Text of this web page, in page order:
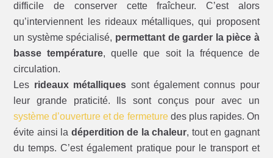
difficile de conserver cette fraîcheur. C’est alors
qu’interviennent les rideaux métalliques, qui proposent
un système spécialisé, permettant de garder la pièce à
basse température, quelle que soit la fréquence de
circulation.
Les rideaux métalliques sont également connus pour
leur grande praticité. Ils sont conçus pour avec un
système d’ouverture et de fermeturedes plus rapides. On
évite ainsi la déperdition de la chaleur, tout en gagnant
du temps. C’est également pratique pour le transport et